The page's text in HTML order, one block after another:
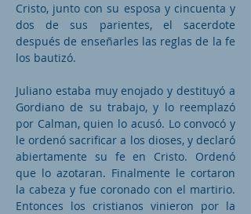
Cristo, junto con su esposa y cincuenta y
dos de sus parientes, el sacerdote
después de enseñarles las reglas de la fe
los bautizó.
Juliano estaba muy enojado y destituyó a
Gordiano de su trabajo, y lo reemplazó
por Calman, quien lo acusó. Lo convocó y
le ordenó sacrificar a los dioses, y declaró
abiertamente su fe en Cristo. Ordenó
que lo azotaran. Finalmente le cortaron
la cabeza y fue coronado con el martirio.
Entonces los cristianos vinieron por la